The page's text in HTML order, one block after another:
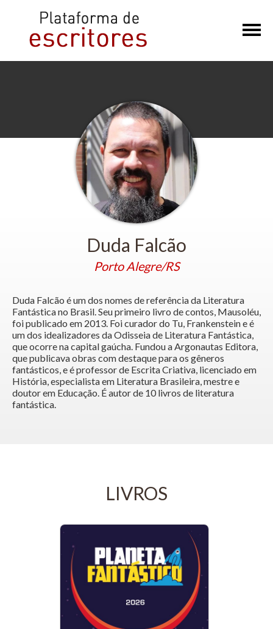
×
Duda Falcão
Porto Alegre/RS
Duda Falcão é um dos nomes de referência da Literatura
Fantástica no Brasil. Seu primeiro livro de contos, Mausoléu,
foi publicado em 2013. Foi curador do Tu, Frankenstein e é
um dos idealizadores da Odisseia de Literatura Fantástica,
que ocorre na capital gaúcha. Fundou a Argonautas Editora,
que publicava obras com destaque para os gêneros
fantásticos, e é professor de Escrita Criativa, licenciado em
História, especialista em Literatura Brasileira, mestre e
doutor em Educação. É autor de 10 livros de literatura
fantástica.
LIVROS